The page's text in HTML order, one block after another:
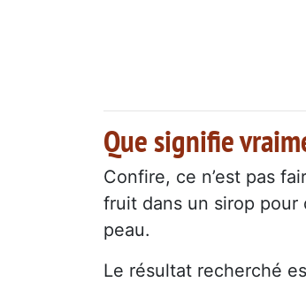
Que signifie
Confire, ce n’est pas
fruit dans un sirop pour
peau.
Le résultat recherché